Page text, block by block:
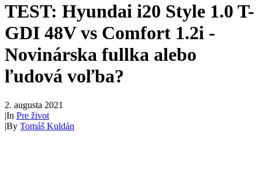
TEST: Hyundai i20 Style 1.0 T-
GDI 48V vs Comfort 1.2i -
Novinárska fullka alebo
ľudová voľba?
2. augusta 2021
|In Pre život
|By Tomáš Kuldán